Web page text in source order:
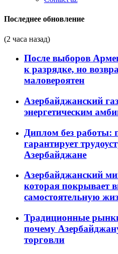
Последнее обновление
(2 часа назад)
После выборов
к разрядке, но
маловероятен
Азербайджанский
энергетическим
Диплом без работы:
гарантирует
Азербайджане
Азербайджанский
которая покрывает
самостоятельную
Традиционные
почему
торговли